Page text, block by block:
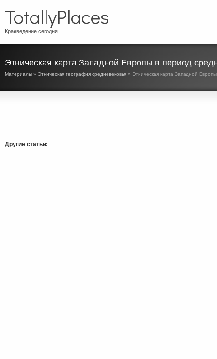
TotallyPlaces
Краеведение сегодня
Этническая карта Западной Европы в период
Материалы » Этническая география средневековья » Этническая карта Западной
Другие статьи: